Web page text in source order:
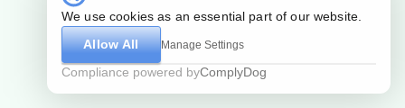
We use cookies as an essential part of our website.
Allow All
Manage Settings
Compliance powered byComplyDog